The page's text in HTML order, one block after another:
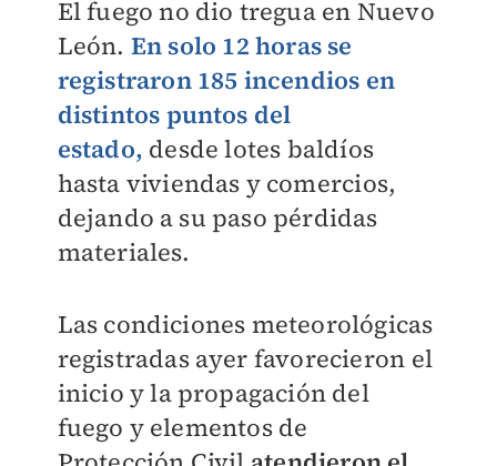
El fuego no dio tregua en Nuevo
León. En solo 12 horas se
registraron 185 incendios en
distintos puntos del
estado, desde lotes baldíos
hasta viviendas y comercios,
dejando a su paso pérdidas
materiales.
Las condiciones meteorológicas
registradas ayer favorecieron el
inicio y la propagación del
fuego y elementos de